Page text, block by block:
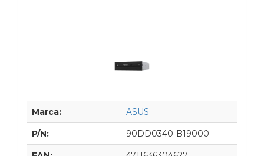
Marca: ASUS
P/N: 90DD0340-B19000